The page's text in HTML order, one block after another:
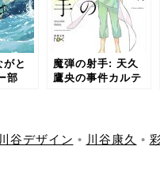
と
部
魔弾の射手: 天久
鷹央の事件カルテ
川谷デザイン • 川谷康久 •